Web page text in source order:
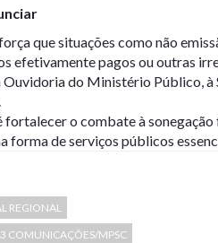
que situações como não
efetivamente pagos ou outras
Ouvidoria do Ministério Público,
fortalecer o combate à
forma de serviços públicos
REGIONAL
COMUNICAÇÕES/MPSC